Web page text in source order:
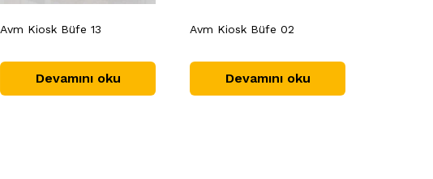
Avm Kiosk Büfe 13
Devamını oku
Avm Kiosk Büfe 02
Devamını oku